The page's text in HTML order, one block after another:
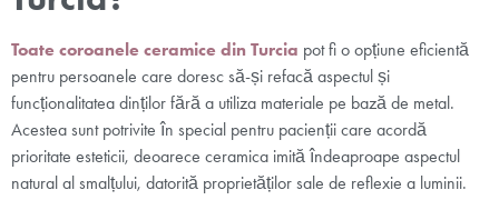
Toate coroanele ceramice din Turcia pot fi o opțiune eficientă
pentru persoanele care doresc să-și refacă aspectul și
funcționalitatea dinților fără a utiliza materiale pe bază de metal.
Acestea sunt potrivite în special pentru pacienții care acordă
prioritate esteticii, deoarece ceramica imită îndeaproape aspectul
natural al smalțului, datorită proprietăților sale de reflexie a luminii.